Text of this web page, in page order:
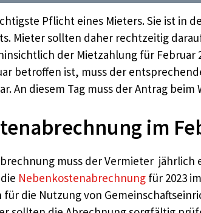
Pflicht eines Mieters. Sie ist in
Mieter sollten daher rechtzeitig
der Mietzahlung für Februar
betroffen ist, muss der
An diesem Tag muss der Antrag
im
muss der Vermieter jährlich
Nebenkostenabrechnung für 2023
die Nutzung von